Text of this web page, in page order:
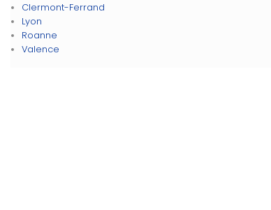
Clermont-Ferrand
Lyon
Roanne
Valence